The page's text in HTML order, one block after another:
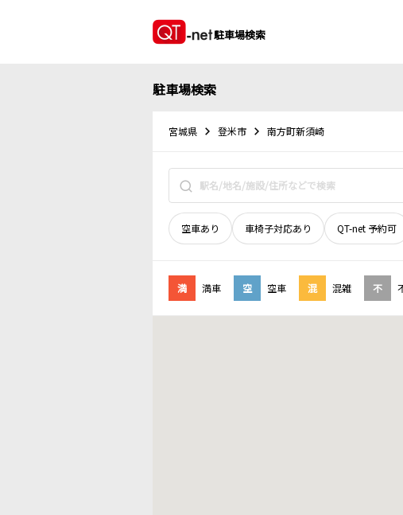
駐車場検索
駐車場検索
宮城県 登米市 南方町新須崎
空車あり 車椅子対応あり QT-net 予約可
満 満車 空 空車 混 混雑 不